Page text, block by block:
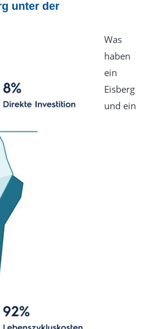
unter der
Was
haben
ein
Eisberg
und ein